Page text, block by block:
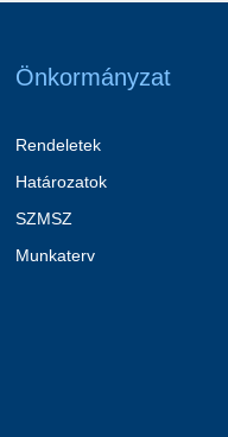
Önkormányzat
Rendeletek
Határozatok
SZMSZ
Munkaterv